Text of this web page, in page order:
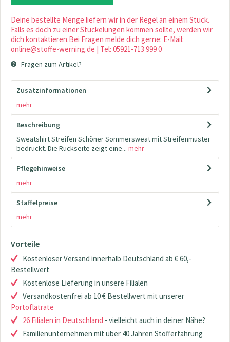
Deine bestellte Menge liefern wir in der Regel an einem Stück.
Falls es doch zu einer Stückelungen kommen sollte, werden wir
dich kontaktieren.Bei Fragen melde dich gerne: E-Mail:
online@stoffe-werning.de | Tel: 05921-713 999 0
Fragen zum Artikel?
Zusatzinformationen
mehr
Beschreibung
Sweatshirt Streifen Schöner Sommersweat mit Streifenmuster
bedruckt. Die Rückseite zeigt eine... mehr
Pflegehinweise
mehr
Staffelpreise
mehr
Vorteile
Kostenloser Versand innerhalb Deutschland ab € 60,-
Bestellwert
Kostenlose Lieferung in unsere Filialen
Versandkostenfrei ab 10 € Bestellwert mit unserer
Portoflatrate
26 Filialen in Deutschland - vielleicht auch in deiner Nähe?
Familienunternehmen mit über 40 Jahren Stofferfahrung